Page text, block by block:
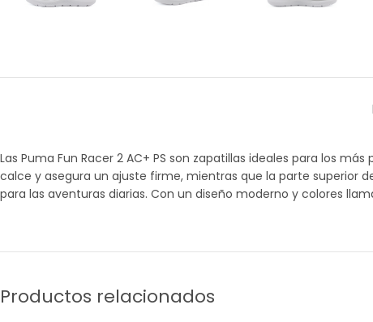
Las Puma Fun Racer 2 AC+ PS son zapatillas ideales para los
calce y asegura un ajuste firme, mientras que la parte superior
para las aventuras diarias. Con un diseño moderno y colores
Productos relacionados